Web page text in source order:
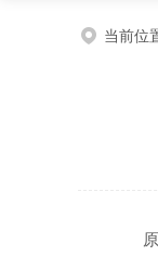
当前位
原子